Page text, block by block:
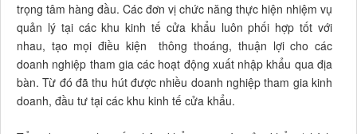
trọng tâm hàng đầu. Các đơn vị chức năng thực hiện nhiệm vụ
quản lý tại các khu kinh tế cửa khẩu luôn phối hợp tốt với
nhau, tạo mọi điều kiện thông thoáng, thuận lợi cho các
doanh nghiệp tham gia các hoạt động xuất nhập khẩu qua địa
bàn. Từ đó đã thu hút được nhiều doanh nghiệp tham gia kinh
doanh, đầu tư tại các khu kinh tế cửa khẩu.